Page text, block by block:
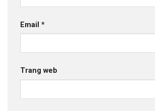
Email *
Trang web